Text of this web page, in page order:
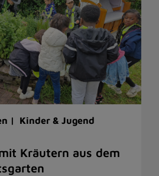
| Kinder & Jugend
Kräutern aus dem